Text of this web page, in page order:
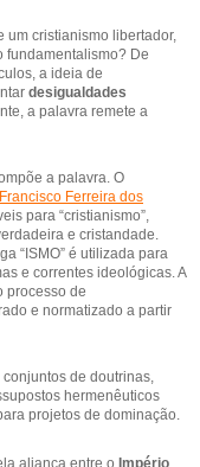
um cristianismo libertador,
fundamentalismo? De
a ideia de
desigualdades
a palavra remete a
a palavra. O
Francisco Ferreira dos
para “cristianismo”,
e cristandade.
“ISMO” é utilizada para
e correntes ideológicas. A
processo de
e normatizado a partir
de doutrinas,
hermenêuticos
projetos de dominação.
aliança entre o Império